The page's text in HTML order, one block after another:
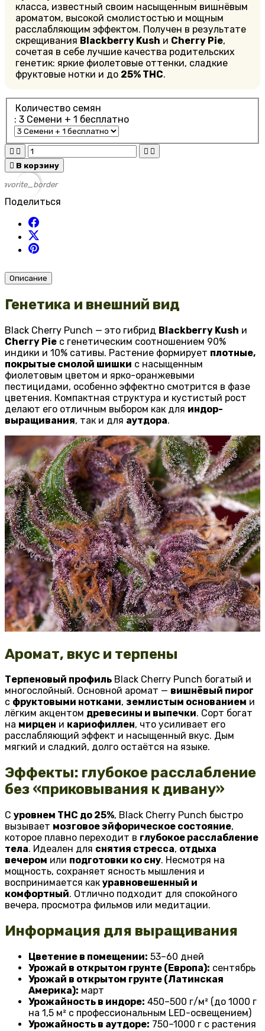
класса, известный своим насыщенным вишнёвым
ароматом, высокой смолистостью и мощным
расслабляющим эффектом. Получен в результате
скрещивания Blackberry Kush и Cherry Pie,
сочетая в себе лучшие качества родительских
генетик: яркие фиолетовые оттенки, сладкие
фруктовые нотки и до 25% THC.
Количество семян
: 3 Cемени + 1 бесплатно
   
 В корзину
favorite_border
Поделиться
Описание
Генетика и внешний вид
Black Cherry Punch — это гибрид Blackberry Kush и
Cherry Pie с генетическим соотношением 90%
индики и 10% сативы. Растение формирует плотные,
покрытые смолой шишки с насыщенным
фиолетовым цветом и ярко-оранжевыми
пестицидами, особенно эффектно смотрится в фазе
цветения. Компактная структура и кустистый рост
делают его отличным выбором как для индор-
выращивания, так и для аутдора.
Аромат, вкус и терпены
Терпеновый профиль Black Cherry Punch богатый и
многослойный. Основной аромат — вишнёвый пирог
с фруктовыми нотками, землистым основанием и
лёгким акцентом древесины и выпечки. Сорт богат
на мирцен и кариофиллен, что усиливает его
расслабляющий эффект и насыщенный вкус. Дым
мягкий и сладкий, долго остаётся на языке.
Эффекты: глубокое расслабление
без «приковывания к дивану»
С уровнем THC до 25%, Black Cherry Punch быстро
вызывает мозговое эйфорическое состояние,
которое плавно переходит в глубокое расслабление
тела. Идеален для снятия стресса, отдыха
вечером или подготовки ко сну. Несмотря на
мощность, сохраняет ясность мышления и
воспринимается как уравновешенный и
комфортный. Отлично подходит для спокойного
вечера, просмотра фильмов или медитации.
Информация для выращивания
Цветение в помещении: 53–60 дней
Урожай в открытом грунте (Европа): сентябрь
Урожай в открытом грунте (Латинская
Америка): март
Урожайность в индоре: 450–500 г/м² (до 1000 г
на 1,5 м² с профессиональным LED-освещением)
Урожайность в аутдоре: 750–1000 г с растения